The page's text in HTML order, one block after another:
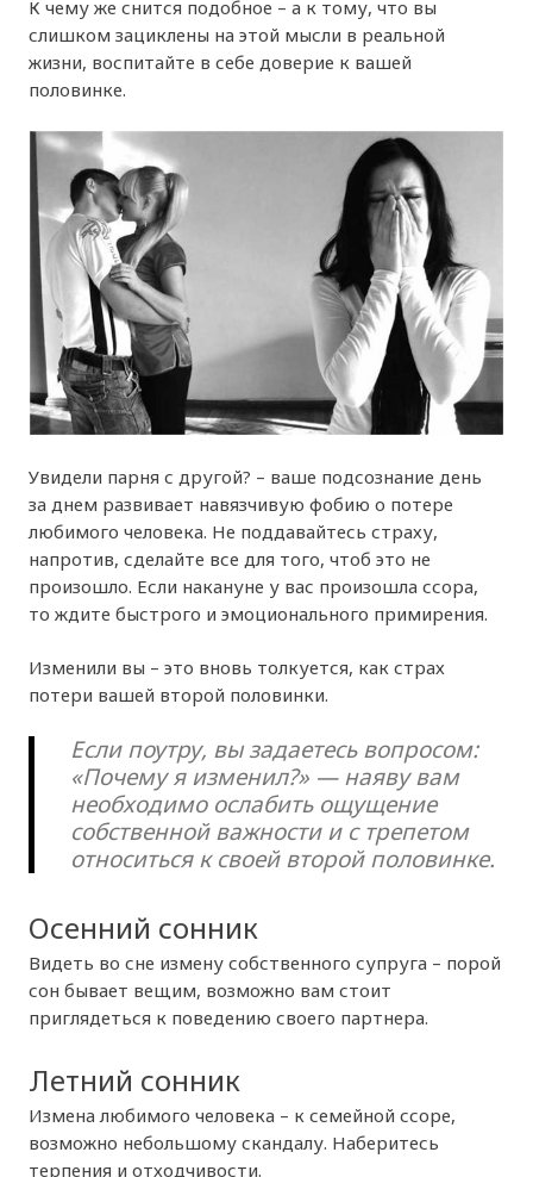
К чему же снится подобное – а к тому, что вы
слишком зациклены на этой мысли в реальной
жизни, воспитайте в себе доверие к вашей
половинке.
Увидели парня с другой? – ваше подсознание день
за днем развивает навязчивую фобию о потере
любимого человека. Не поддавайтесь страху,
напротив, сделайте все для того, чтоб это не
произошло. Если накануне у вас произошла ссора,
то ждите быстрого и эмоционального примирения.
Изменили вы – это вновь толкуется, как страх
потери вашей второй половинки.
Если поутру, вы задаетесь вопросом:
«Почему я изменил?» — наяву вам
необходимо ослабить ощущение
собственной важности и с трепетом
относиться к своей второй половинке.
Осенний сонник
Видеть во сне измену собственного супруга – порой
сон бывает вещим, возможно вам стоит
приглядеться к поведению своего партнера.
Летний сонник
Измена любимого человека – к семейной ссоре,
возможно небольшому скандалу. Наберитесь
терпения и отходчивости.